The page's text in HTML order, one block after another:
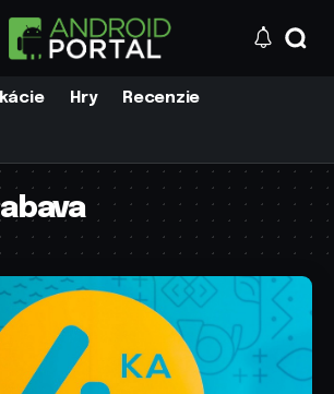
Hry Recenzie